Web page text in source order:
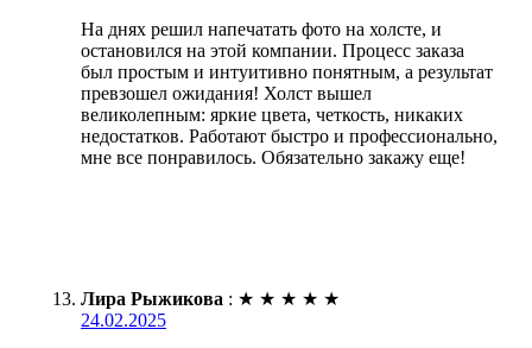
На днях решил напечатать фото на холсте, и
остановился на этой компании. Процесс заказа
был простым и интуитивно понятным, а результат
превзошел ожидания! Холст вышел
великолепным: яркие цвета, четкость, никаких
недостатков. Работают быстро и профессионально,
мне все понравилось. Обязательно закажу еще!
Лира Рыжикова : ★ ★ ★ ★ ★
24.02.2025